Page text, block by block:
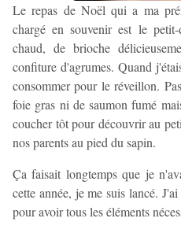
Le repas de Noël qui a ma
chargé en souvenir est le
chaud, de brioche
confiture d'agrumes. Quand
consommer pour le réveillon.
foie gras ni de saumon fumé
coucher tôt pour découvrir au
nos parents au pied du sapin.
Ça faisait longtemps que je
cette année, je me suis lancé.
pour avoir tous les éléments